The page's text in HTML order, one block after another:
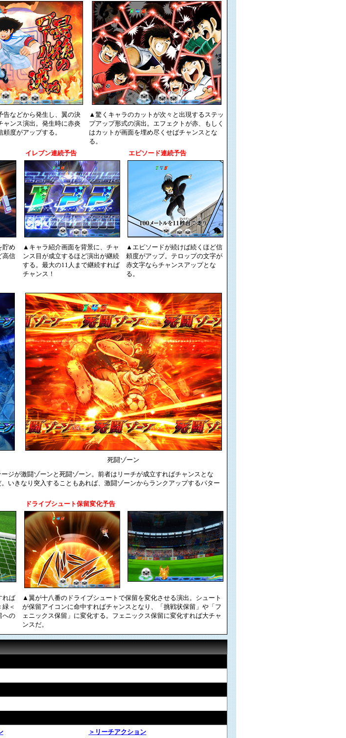
告などから発生し、翼の決
ャンス演出。発生時に赤炎
度がアップする。
▲驚くキャラのカットが次々と出現するステッ
プアップ形式の演出。エフェクトが赤、もしく
はカットが画面を埋め尽くせばチャンスとな
る。
イレブン連続予告 エピソード連続予告
貯め
高信
▲キャラ紹介画面を背景に、チャ
ンス目が成立するほど演出が継続
する。最大の11人まで継続すれば
チャンス！
▲エピソードが続けば続くほど信
頼度がアップ。テロップの文字が
赤文字ならチャンスアップとな
る。
死闘ゾーン
ジが激闘ゾーンと死闘ゾーン。前者はリーチが成立すればチャンスとな
いきなり突入することもあれば、激闘ゾーンからランクアップするパター
ドライブシュート保留変化予告
れば
＜
への
▲翼が十八番のドライブシュートで保留を変化させる演出。シュート
が保留アイコンに命中すればチャンスとなり、「挑戦状保留」や「フ
ェニックス保留」に変化する。フェニックス保留に変化すれば大チャ
ンスだ。
＞リーチアクション